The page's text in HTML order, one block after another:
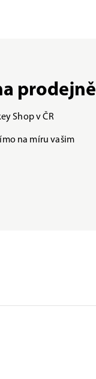
prodejně
Shop v ČR
na míru vašim